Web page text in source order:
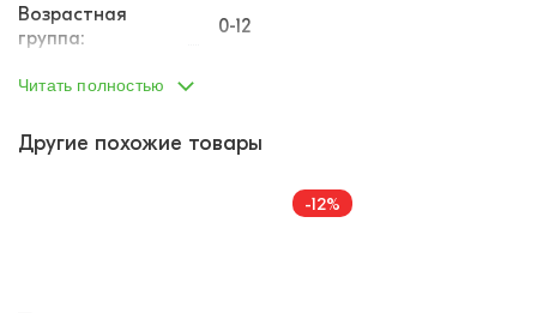
Возрастная
группа:
0-12
Возраст от:
0
Читать полностью
Другие похожие товары
-12%